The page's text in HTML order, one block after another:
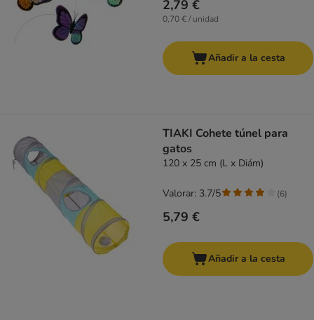
2,79 €
0,70 € / unidad
Añadir a la cesta
TIAKI Cohete túnel para
gatos
120 x 25 cm (L x Diám)
5,79 €
Valorar: 3.7/5 (6)
Añadir a la cesta